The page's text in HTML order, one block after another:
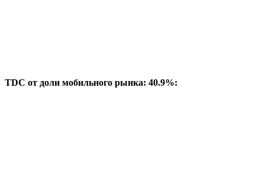
TDC от доли мобильного рынка: 40.9%: